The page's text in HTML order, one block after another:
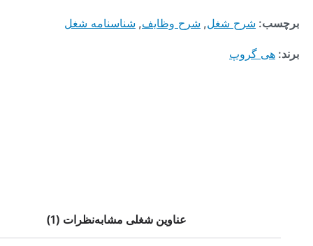
شرح شغل ,شرح وظایف, شناسنامه شغل
گروپ
عناوین شغلی مشابهنظرات (1)